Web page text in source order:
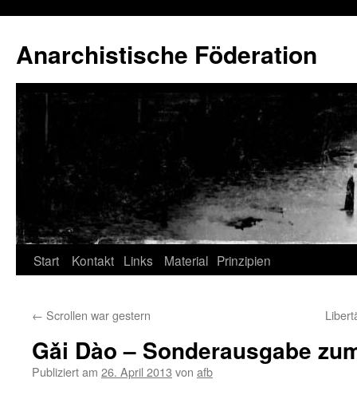
Anarchistische Föderation
Zum
springen
Start Kontakt Links Material Prinzipien
← Scrollen war gestern
Gǎi Dào – Sonderausgabe
Publiziert am 26. April 2013 von afb